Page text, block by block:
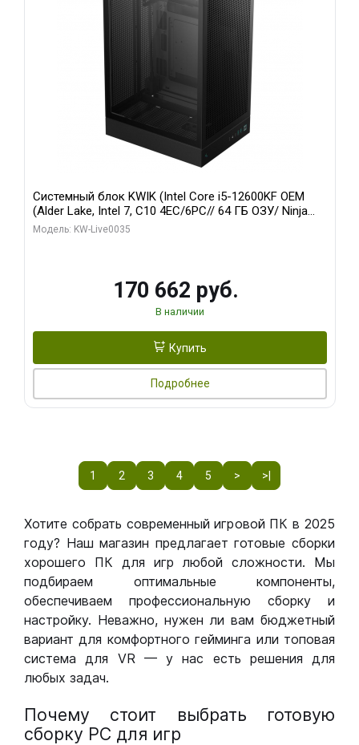
Системный блок KWIK (Intel Core i5-12600KF OEM
(Alder Lake, Intel 7, C10 4EC/6PC// 64 ГБ ОЗУ/ Ninja
Sinotex GTX1650 4GB 128bit GDDR6 DVI DP HDMI 2/
Модель: KW-Live0035
170 662 руб.
В наличии
Купить
Подробнее
1 2 3 4 5 > >|
Хотите собрать современный игровой ПК в 2025
году? Наш магазин предлагает готовые сборки
хорошего ПК для игр любой сложности. Мы
подбираем оптимальные компоненты,
обеспечиваем профессиональную сборку и
настройку. Неважно, нужен ли вам бюджетный
вариант для комфортного гейминга или топовая
система для VR — у нас есть решения для
любых задач.
Почему стоит выбрать готовую
сборку РС для игр